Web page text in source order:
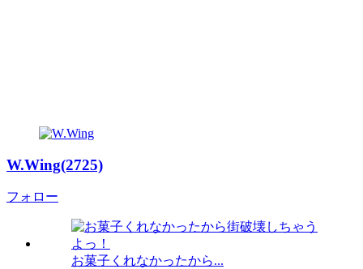
W.Wing(2725)
フォロー
お菓子くれなかったから...